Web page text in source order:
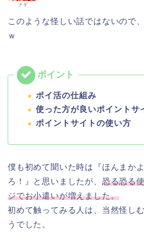
ナギ
このような怪しい話ではないので
ｗ
ポイ活の仕組み
使った方が良いポイントサ
ポイントサイトの使い方
僕も初めて聞いた時は『ほんまか
ろ！』と思いましたが、 恐る恐る
ジでお小遣いが増えました。
初めて触ってみる人は、当然怪し
うでした。